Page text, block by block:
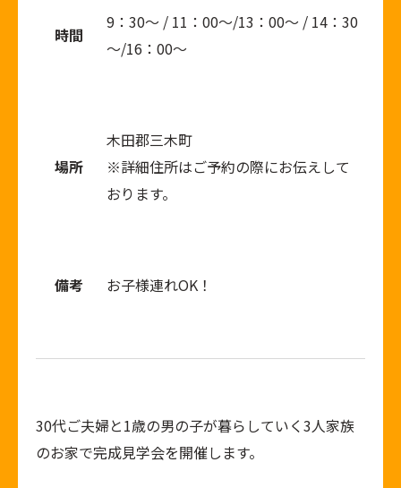
時間
9：30～ / 11：00～/13：00～ / 14：30
～/16：00～
場所
木田郡三木町
※詳細住所はご予約の際にお伝えして
おります。
備考 お子様連れOK！
30代ご夫婦と1歳の男の子が暮らしていく3人家族
のお家で完成見学会を開催します。